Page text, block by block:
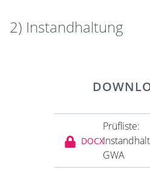
2) Instandhaltung
DOCX
Prüfliste:
GWA